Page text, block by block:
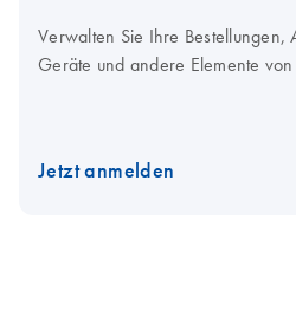
Verwalten Sie Ihre Bestellungen,
Geräte und andere Elemente
Jetzt anmelden